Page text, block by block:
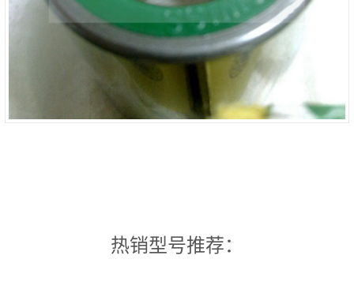
热销型号推荐：